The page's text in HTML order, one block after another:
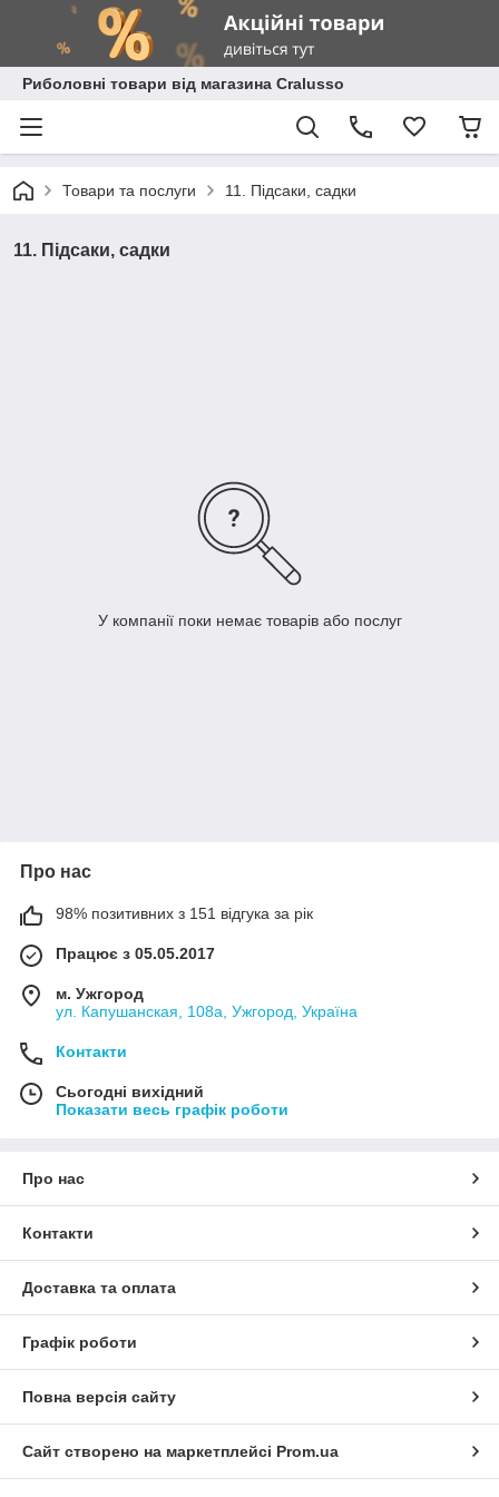
Риболовні товари від магазина Cralusso
Товари та послуги 11. Підсаки, садки
11. Підсаки, садки
У компанії поки немає товарів або послуг
Про нас
98% позитивних з 151 відгука за рік
Працює з 05.05.2017
м. Ужгород
ул. Капушанская, 108а, Ужгород, Україна
Контакти
Сьогодні вихідний
Показати весь графік роботи
Про нас
Контакти
Доставка та оплата
Графік роботи
Повна версія сайту
Сайт створено на маркетплейсі Prom.ua